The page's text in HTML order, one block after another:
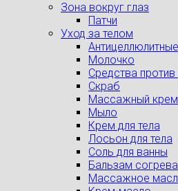
Зона вокруг глаз
Патчи
Уход за телом
Молочко
Средства
Скраб
Массажный крем
Мыло
Крем для тела
Лосьон для тела
Соль для ванны
Бальзам
Массажное